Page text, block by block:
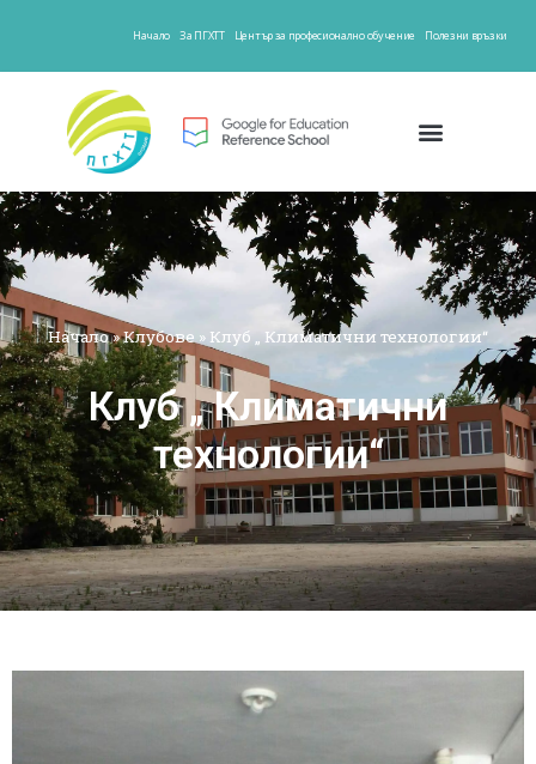
Начало За ПГХТТ Център за професионално обучение Полезни връзки
Начало»Клубове » Клуб „ Климатични технологии“
Клуб „ Климатични
технологии“